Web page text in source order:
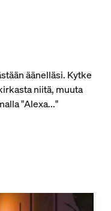
äänelläsi. Kytke
niitä, muuta
"Alexa..."